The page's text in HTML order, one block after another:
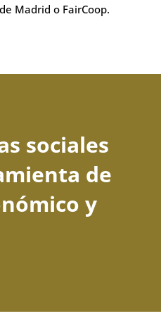
Madrid o FairCoop.
sociales
de
y